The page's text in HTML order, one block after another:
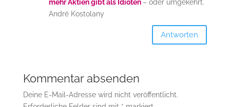
mehr Aktien gibt als Idioten – oder umgekehrt.
André Kostolany
Antworten
Kommentar absenden
Deine E-Mail-Adresse wird nicht veröffentlicht.